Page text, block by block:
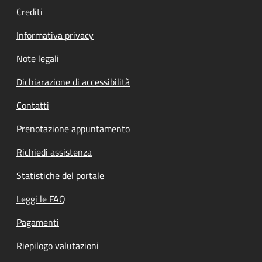
Crediti
Informativa privacy
Note legali
Dichiarazione di accessibilità
Contatti
Prenotazione appuntamento
Richiedi assistenza
Statistiche del portale
Leggi le FAQ
Pagamenti
Riepilogo valutazioni